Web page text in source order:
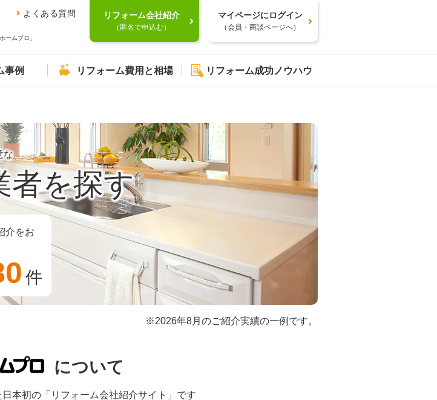
よくある質問
ームプロ」
リフォーム会社紹介
（匿名で申込む）
マイページにログイン
（会員・商談ページへ）
事例 リフォーム費用と相場 リフォーム成功ノウハウ
な
者を探す
介をお
件
※2026年8月のご紹介実績の一例です。
について
本初の「リフォーム会社紹介サイト」です